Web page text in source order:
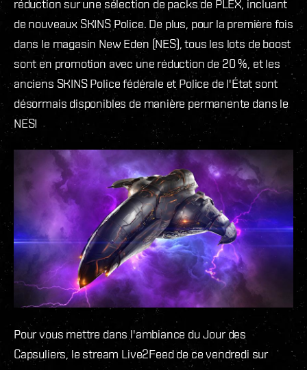
réduction sur une sélection de packs de PLEX, incluant
de nouveaux SKINS Police. De plus, pour la première fois
dans le magasin New Eden (NES), tous les lots de boost
sont en promotion avec une réduction de 20 %, et les
anciens SKINS Police fédérale et Police de l'État sont
désormais disponibles de manière permanente dans le
NES!
Pour vous mettre dans l'ambiance du Jour des
Capsuliers, le stream Live2Feed de ce vendredi sur